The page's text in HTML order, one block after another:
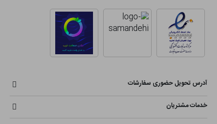
آدرس تحویل حضوری سفارشات
خدمات مشتریان